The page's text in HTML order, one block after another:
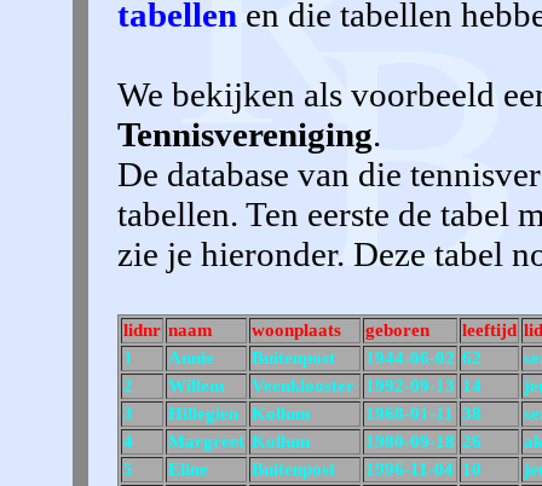
tabellen en die tabellen
We bekijken als voorbeeld
Tennisvereniging.
De database van die
tabellen. Ten eerste de tabel
zie je hieronder. Deze tabel
lidnr naam woonplaats geboren leeftijd
1
Annie Buitenpost 1944-06-02 62
2
Willem Veenklooster 1992-09-13 14
3
Hillegien Kollum 1968-01-11 38
4
Margreet Kollum 1980-09-18 26
5
Eline Buitenpost 1996-11-04 10